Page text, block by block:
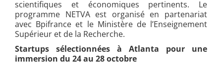
scientifiques et économiques pertinents. Le
programme NETVA est organisé en partenariat
avec Bpifrance et le Ministère de l’Enseignement
Supérieur et de la Recherche.
Startups sélectionnées à Atlanta pour une
immersion du 24 au 28 octobre